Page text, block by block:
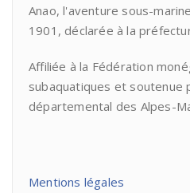
Anao, l'aventure sous-
1901, déclarée à la
Affiliée à la Fédération
subaquatiques et soutenue
départemental des Alpes-
Mentions légales